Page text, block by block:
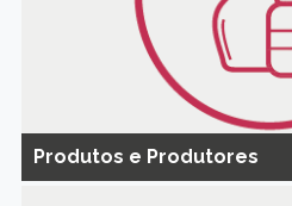
Produtos e Produtores